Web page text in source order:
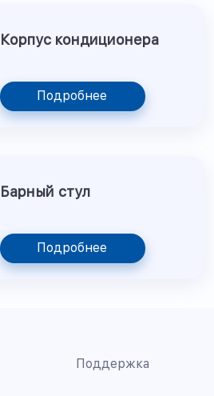
Корпус кондиционера
Подробнее
Барный стул
Подробнее
Поддержка